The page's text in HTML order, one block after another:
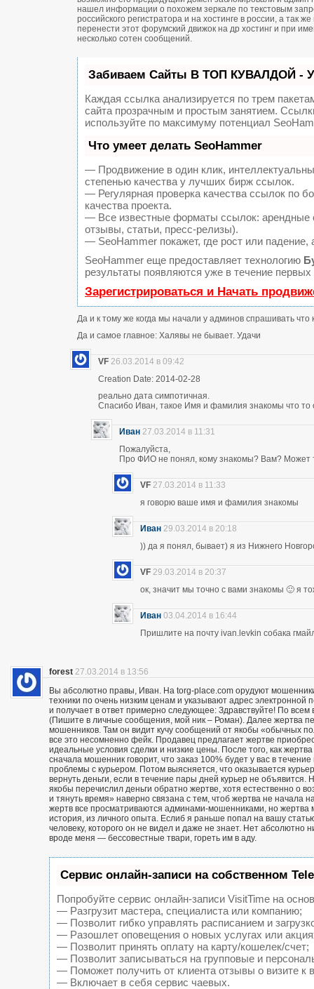
нашел информации о похожем зеркале по текстовым
российского регистратора и на хостинге в россии, а
перенести этот форумский движок на др хостинг и при
несколько сотен сообщений.
Забиваем Сайты В ТОП КУВАЛДОЙ -
Каждая ссылка анализируется по трем
сайта прозрачным и простым занятием.
используйте по максимуму потенциал
Что умеет делать SeoHammer
— Продвижение в один клик,
степенью качества у лучших бирж ссылок.
— Регулярная проверка качества ссылок по
качества проекта.
— Все известные форматы ссылок: арендные
отзывы, статьи, пресс-релизы).
— SeoHammer покажет, где рост или
SeoHammer еще предоставляет технологию
результаты появляются уже в течение первых
Зарегистрироваться и Начать
Да и к тому же когда мы начали у админов спрашивать что
Да и самое главное: Халявы не бывает. Удачи
VF 26.03.2014 в 09:42
Creation Date: 2014-02-28
реально дата симпотичная.
Спасибо Иван, такое Имя и фамилия знакомы что то
Иван 27.03.2014 в 11:31
Пожалуйста,
Про ФИО не понял, кому знакомы? Вам? Может
VF 27.03.2014 в 11:33
я говорю ваше имя и фамилия знакомы
Иван 29.03.2014 в 20:18
)) да я понял, бывает) я из Нижнего
VF 29.03.2014 в 20:37
ок, значит мы точно с вами знакомы 🙂 я
Иван 03.04.2014 в 16:44
Пришлите на почту ivan.levkin собака
forest 27.03.2014 в 13:56
Вы абсолютно правы, Иван. На torg-place.com орудуют
техники по очень низким ценам и указывают адрес
и получает в ответ примерно следующее: Здравствуйте! По
(Пишите в личные сообщения, мой ник – Роман). Далее жертва
мошенников. Там он видит кучу сообщений от якобы «обычных
все это несомненно фейк. Продавец предлагает жертве
идеальные условия сделки и низкие цены. После того, как
сначала мошенник говорит, что заказ 100% будет у вас в
проблемы с курьером. Потом выясняется, что оказывается
вернуть деньги, если в течение пары дней курьер не
якобы перечислил деньги обратно жертве, хотя естественно о
и тянуть время» наверно связана с тем, чтоб жертва не начала
жертв все просматриваются админами-мошенниками, но жертва
история, из личного опыта. Еслиб я раньше попал на вашу
человеку, которого он не видел и даже не знает. Нет
вроде меня — бессовестные твари, гореть им в аду.
Сервис онлайн-записи на собственном
Попробуйте сервис онлайн-записи VisitTime на
— Разгрузит мастера, специалиста или компанию;
— Позволит гибко управлять расписанием и
— Разошлет оповещения о новых услугах или
— Позволит принять оплату на карту/кошелек/счет;
— Позволит записываться на групповые и
— Поможет получить от клиента отзывы о визите к
— Включает в себя сервис чаевых.